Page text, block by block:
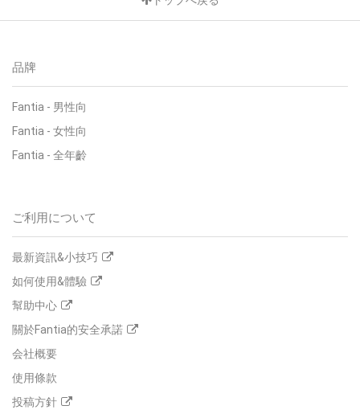
品牌
Fantia - 男性向
Fantia - 女性向
Fantia - 全年齡
ご利用について
最新資訊&小技巧
如何使用&體驗
幫助中心
關於Fantia的安全承諾
会社概要
使用條款
投稿方針